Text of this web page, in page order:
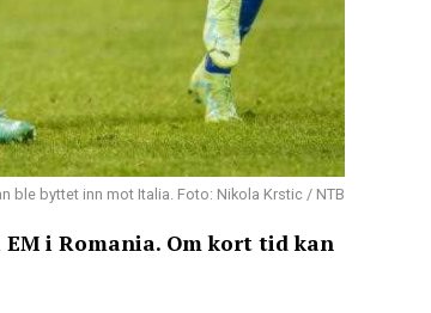
ble byttet inn mot Italia. Foto: Nikola Krstic / NTB
i Romania. Om kort tid kan